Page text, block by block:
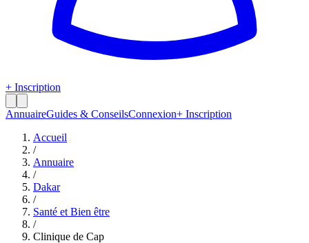
+ Inscription
AnnuaireGuides & ConseilsConnexion+ Inscription
Accueil
/
Annuaire
/
Dakar
/
Santé et Bien être
/
Clinique de Cap